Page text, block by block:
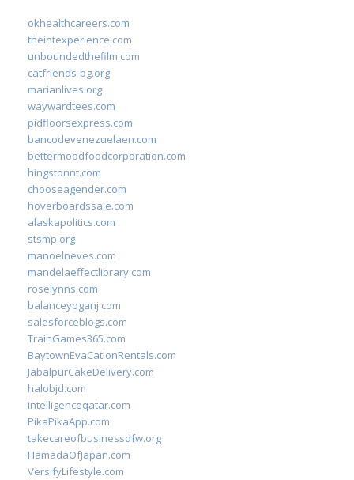
okhealthcareers.com
theintexperience.com
unboundedthefilm.com
catfriends-bg.org
marianlives.org
waywardtees.com
pidfloorsexpress.com
bancodevenezuelaen.com
bettermoodfoodcorporation.com
hingstonnt.com
chooseagender.com
hoverboardssale.com
alaskapolitics.com
stsmp.org
manoelneves.com
mandelaeffectlibrary.com
roselynns.com
balanceyoganj.com
salesforceblogs.com
TrainGames365.com
BaytownEvaCationRentals.com
JabalpurCakeDelivery.com
halobjd.com
intelligenceqatar.com
PikaPikaApp.com
takecareofbusinessdfw.org
HamadaOfJapan.com
VersifyLifestyle.com